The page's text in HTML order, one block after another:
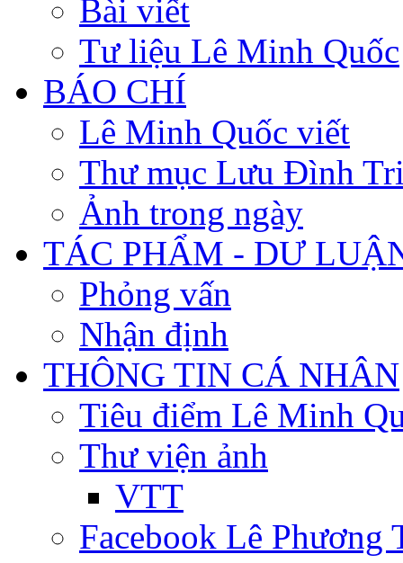
Bài viết
Tư liệu Lê Minh Quốc
BÁO CHÍ
Lê Minh Quốc viết
Thư mục Lưu Đình
Ảnh trong ngày
TÁC PHẨM - DƯ
Phỏng vấn
Nhận định
THÔNG TIN CÁ NHÂN
Tiêu điểm Lê Minh
Thư viện ảnh
VTT
Facebook Lê Phương